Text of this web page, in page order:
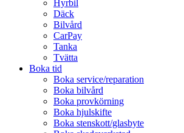
Hyrbil
Däck
Bilvård
CarPay
Tanka
Tvätta
Boka tid
Boka service/reparation
Boka bilvård
Boka provkörning
Boka hjulskifte
Boka stenskott/glasbyte